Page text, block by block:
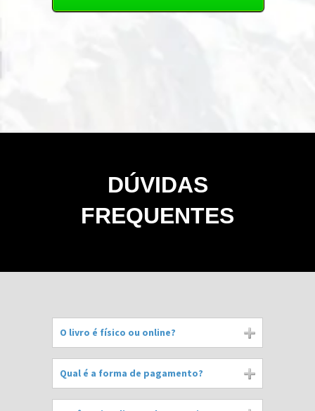
DÚVIDAS
FREQUENTES
O livro é físico ou online?
Qual é a forma de pagamento?